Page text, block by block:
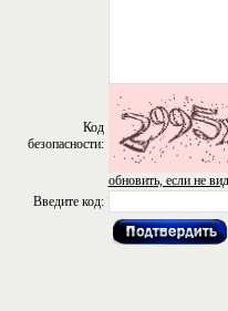
Код
безопасности:
обновить, если не
Введите код: